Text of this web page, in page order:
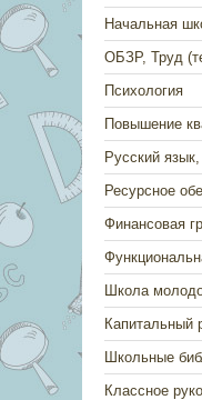
Начальная
ОБЗР, Труд
Психология
Повышение
Русский
Ресурсное
Финансовая
Школа
Капитальный
Школьные
Классное